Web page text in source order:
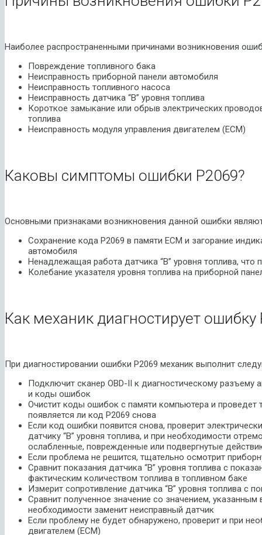
Наиболее распространенными причинами возникновения
Повреждение топливного бака
Неисправность приборной панели автомобиля
Неисправность топливного насоса
Неисправность датчика “B” уровня топлива
Короткое замыкание или обрыв электрических
топлива
Неисправность модуля управления двигателем (ECM)
Каковы симптомы ошибки P2069?
Основными признаками возникновения данной ошибки
Сохранение кода P2069 в памяти ECM и загорание
автомобиля
Ненадлежащая работа датчика “B” уровня топлива,
Колебание указателя уровня топлива на приборной
Как механик диагностирует ошибку
При диагностировании ошибки P2069 механик выполнит
Подключит сканер OBD-II к диагностическому разъему
и коды ошибок
Очистит коды ошибок с памяти компьютера и проведет
появляется ли код P2069 снова
Если код ошибки появится снова, проверит
датчику “B” уровня топлива, и при необходимости
ослабленные, поврежденные или подвергнутые
Если проблема не решится, тщательно осмотрит
Сравнит показания датчика “B” уровня топлива с
фактическим количеством топлива в топливном баке
Измерит сопротивление датчика “B” уровня топлива с
Сравнит полученное значение со значением, указанным
необходимости заменит неисправный датчик
Если проблему не будет обнаружено, проверит и при
двигателем (ECM)